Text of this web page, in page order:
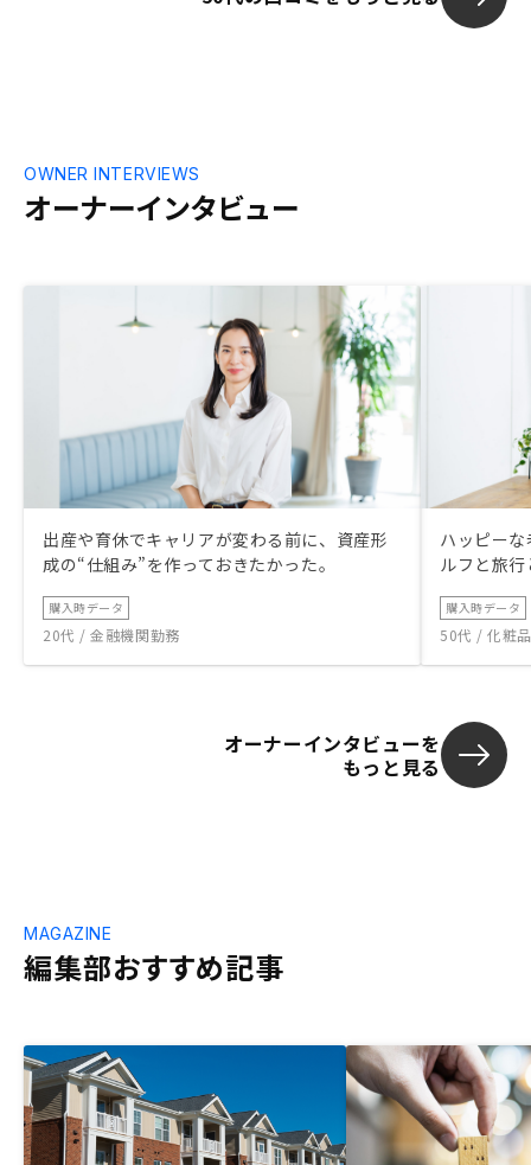
オーナーインタビュー
OWNER INTERVIEWS
出産や育休でキャリアが変わる前に、資産形
成の“仕組み”を作っておきたかった。
購入時データ
20代 / 金融機関勤務
ハッピー
ルフと旅
購入時データ
50代 / 化粧
オーナーインタビューを
もっと見る
編集部おすすめ記事
MAGAZINE